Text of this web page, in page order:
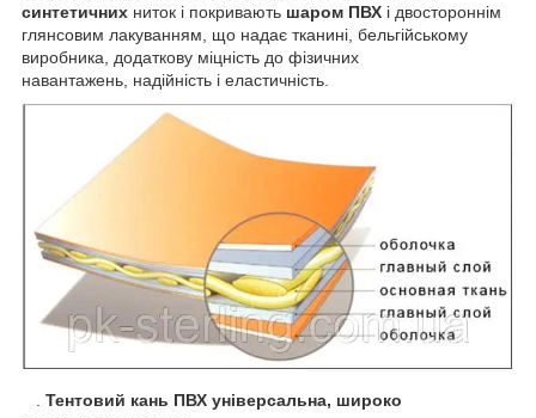
синтетичних ниток і покривають шаром ПВХ і двостороннім
глянсовим лакуванням, що надає тканині, бельгійському
виробника, додаткову міцність до фізичних
навантажень, надійність і еластичність.
. Тентовий кань ПВХ універсальна, широко